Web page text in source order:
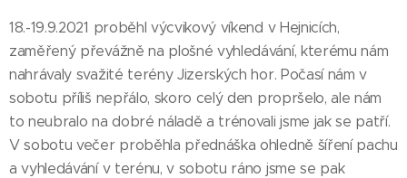
18.-19.9.2021 proběhl výcvikový víkend v Hejnicích,
zaměřený převážně na plošné vyhledávání, kterému nám
nahrávaly svažité terény Jizerských hor. Počasí nám v
sobotu příliš nepřálo, skoro celý den propršelo, ale nám
to neubralo na dobré náladě a trénovali jsme jak se patří.
V sobotu večer proběhla přednáška ohledně šíření pachu
a vyhledávání v terénu, v sobotu ráno jsme se pak